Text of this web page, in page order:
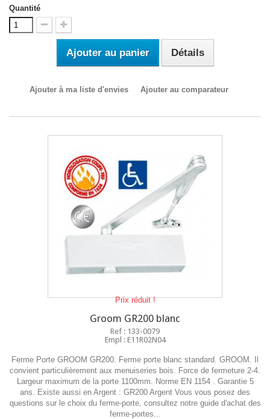
Quantité
Ajouter au panier Détails
Ajouter à ma liste d'envies Ajouter au comparateur
Prix réduit !
Groom GR200 blanc
Ref : 133-0079
Empl : E11R02N04
Ferme Porte GROOM GR200. Ferme porte blanc standard. GROOM. Il
convient particulièrement aux menuiseries bois. Force de fermeture 2-4.
Largeur maximum de la porte 1100mm. Norme EN 1154 . Garantie 5
ans. Existe aussi en Argent : GR200 Argent Vous vous posez des
questions sur le choix du ferme-porte, consultez notre guide d'achat des
ferme-portes...